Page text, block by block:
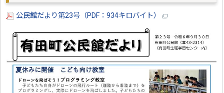
公民館だより第23号（PDF：934キロバイト）